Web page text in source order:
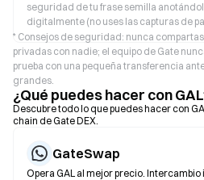
seguridad de tu frase semilla
digitalmente (no uses las capturas de
* Consejos de seguridad: nunca
privadas con nadie; el equipo de Gate
prueba con una pequeña transferencia
grandes.
¿Qué puedes hacer con
Descubre todo lo que puedes hacer con
chain de Gate DEX.
GateSwap
Opera GAL al mejor precio.